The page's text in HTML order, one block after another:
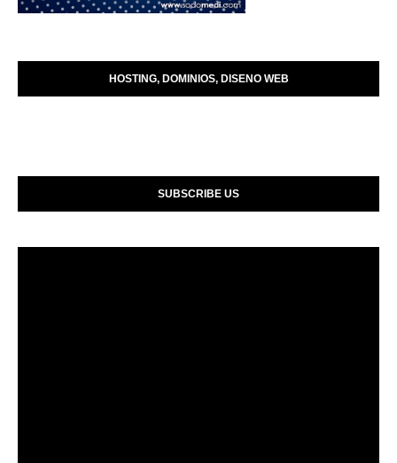
HOSTING, DOMINIOS, DISENO WEB
SUBSCRIBE US